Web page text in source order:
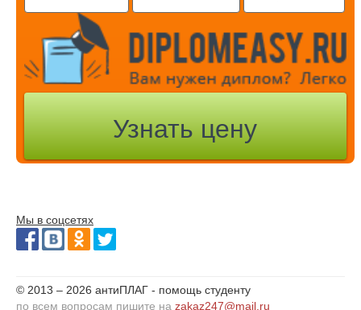
Мы в соцсетях
© 2013 – 2026 антиПЛАГ - помощь студенту
по всем вопросам пишите на zakaz247@mail.ru